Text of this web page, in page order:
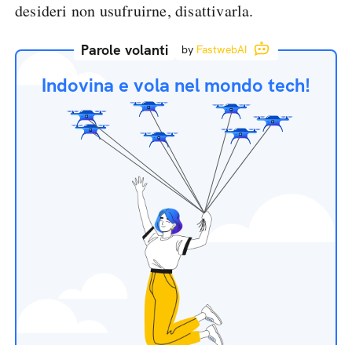
desideri non usufruirne, disattivarla.
Parole volanti by FastwebAI
Indovina e vola nel mondo tech!